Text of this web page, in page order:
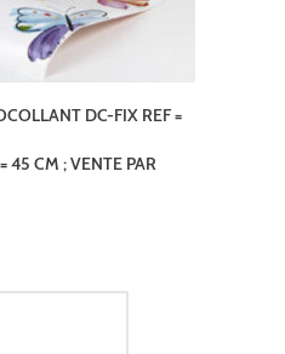
DC-FIX REF =
CM ; VENTE PAR